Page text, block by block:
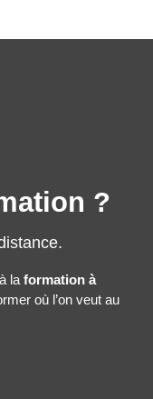
?
la formation à
où l’on veut au